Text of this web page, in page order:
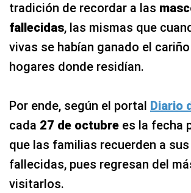
tradición de recordar a las
fallecidas, las mismas que
vivas se habían ganado el
hogares donde residían.
Por ende, según el portal Diario
cada 27 de octubre es la fecha
que las familias recuerden a
fallecidas, pues regresan del
visitarlos.